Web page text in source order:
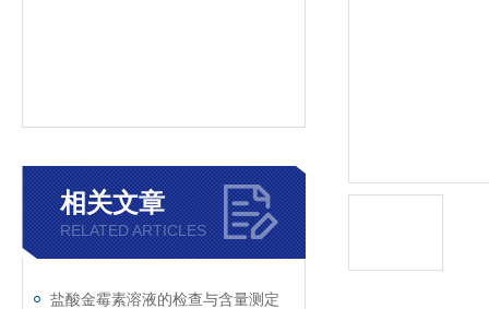
相关文章
RELATED ARTICLES
盐酸金霉素溶液的检查与含量测定